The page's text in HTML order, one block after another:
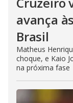
avança
Brasil
Matheus
choque, e Kaio
na próxima fase